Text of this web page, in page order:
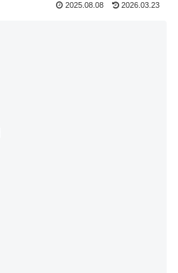
2025.08.08 2026.03.23